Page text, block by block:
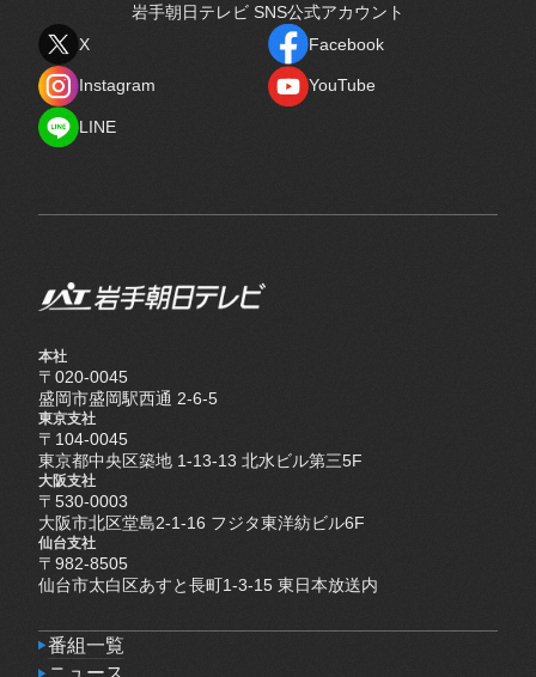
岩手朝日テレビ SNS公式アカウント
X
Facebook
Instagram
YouTube
LINE
本社
〒020-0045
盛岡市盛岡駅西通 2-6-5
東京支社
〒104-0045
東京都中央区築地 1-13-13 北水ビル第三5F
大阪支社
〒530-0003
大阪市北区堂島2-1-16 フジタ東洋紡ビル6F
仙台支社
〒982-8505
仙台市太白区あすと長町1-3-15 東日本放送内
番組一覧
番組一覧